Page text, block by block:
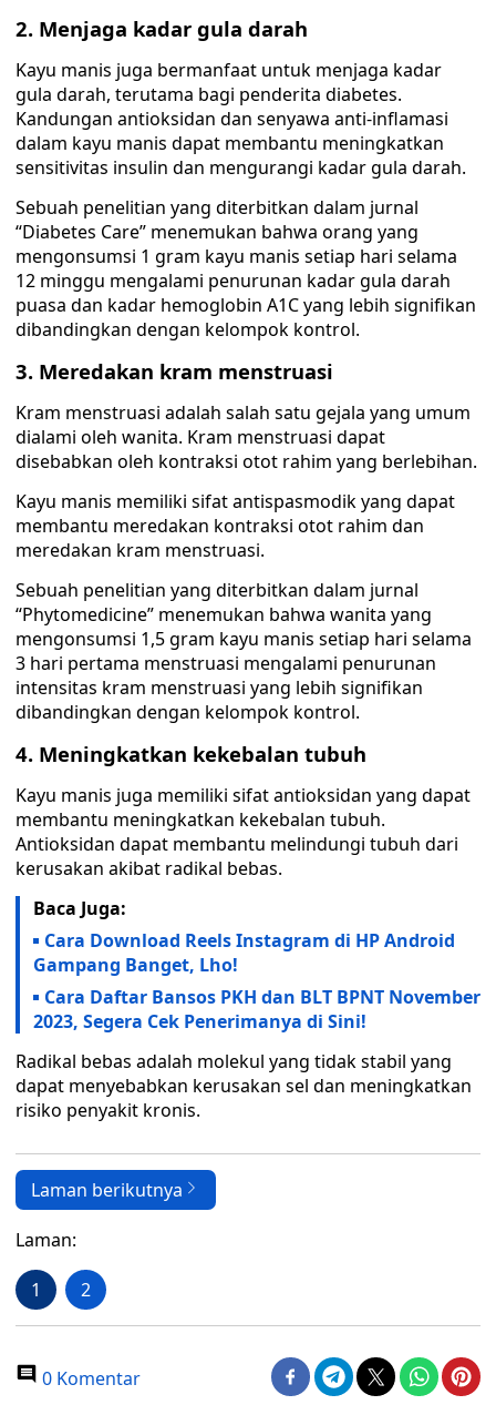
2. Menjaga kadar gula darah
Kayu manis juga bermanfaat untuk menjaga kadar
gula darah, terutama bagi penderita diabetes.
Kandungan antioksidan dan senyawa anti-inflamasi
dalam kayu manis dapat membantu meningkatkan
sensitivitas insulin dan mengurangi kadar gula darah.
Sebuah penelitian yang diterbitkan dalam jurnal
“Diabetes Care” menemukan bahwa orang yang
mengonsumsi 1 gram kayu manis setiap hari selama
12 minggu mengalami penurunan kadar gula darah
puasa dan kadar hemoglobin A1C yang lebih signifikan
dibandingkan dengan kelompok kontrol.
3. Meredakan kram menstruasi
Kram menstruasi adalah salah satu gejala yang umum
dialami oleh wanita. Kram menstruasi dapat
disebabkan oleh kontraksi otot rahim yang berlebihan.
Kayu manis memiliki sifat antispasmodik yang dapat
membantu meredakan kontraksi otot rahim dan
meredakan kram menstruasi.
Sebuah penelitian yang diterbitkan dalam jurnal
“Phytomedicine” menemukan bahwa wanita yang
mengonsumsi 1,5 gram kayu manis setiap hari selama
3 hari pertama menstruasi mengalami penurunan
intensitas kram menstruasi yang lebih signifikan
dibandingkan dengan kelompok kontrol.
4. Meningkatkan kekebalan tubuh
Kayu manis juga memiliki sifat antioksidan yang dapat
membantu meningkatkan kekebalan tubuh.
Antioksidan dapat membantu melindungi tubuh dari
kerusakan akibat radikal bebas.
Baca Juga:
Cara Download Reels Instagram di HP Android
Gampang Banget, Lho!
Cara Daftar Bansos PKH dan BLT BPNT November
2023, Segera Cek Penerimanya di Sini!
Radikal bebas adalah molekul yang tidak stabil yang
dapat menyebabkan kerusakan sel dan meningkatkan
risiko penyakit kronis.
Laman berikutnya
Laman:
1 2
0 Komentar